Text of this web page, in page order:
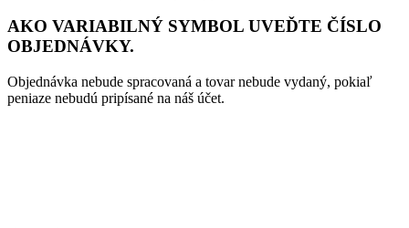
AKO VARIABILNÝ SYMBOL UVEĎTE ČÍSLO
OBJEDNÁVKY.
Objednávka nebude spracovaná a tovar nebude vydaný, pokiaľ
peniaze nebudú pripísané na náš účet.